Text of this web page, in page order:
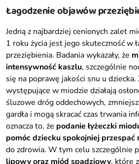
Łagodzenie objawów
Jedną z najbardziej cenionych zalet
1 roku życia jest jego skuteczność w
przeziębienia. Badania wykazały, że
intensywność kaszlu, szczególnie
się na poprawę jakości snu u
występujące w miodzie działają
śluzowe dróg oddechowych,
gardła i mogą skracać czas trwania
oznacza to, że podanie łyżeczki
pomóc dziecku spokojniej przespać
do zdrowia. W tym celu szczególnie
lipowy oraz miód spadziowy, które